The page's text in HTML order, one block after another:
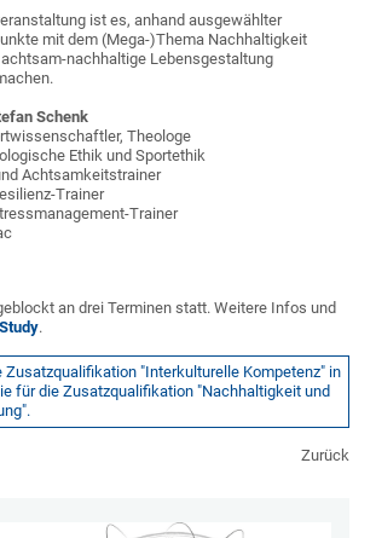
ist es, anhand ausgewählter
mit dem (Mega-)Thema Nachhaltigkeit
nachhaltige Lebensgestaltung
Schenk
Theologe
Ethik und Sportethik
Achtsamkeitstrainer
Trainer
Trainer
an drei Terminen statt. Weitere Infos und
.
Zusatzqualifikation "Interkulturelle Kompetenz" in
für die Zusatzqualifikation "Nachhaltigkeit und
Zurück